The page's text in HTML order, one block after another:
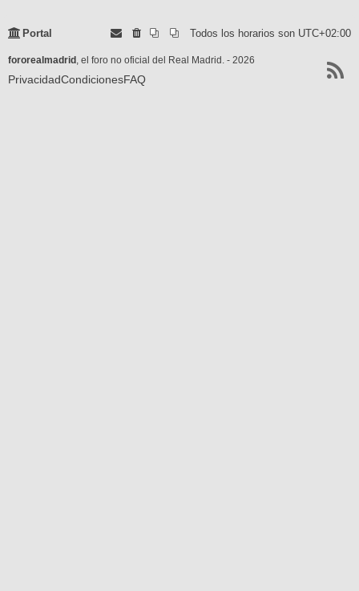
Portal Todos los horarios son UTC+02:00
fororealmadrid , el foro no oficial del Real Madrid. - 2026
PrivacidadCondicionesFAQ